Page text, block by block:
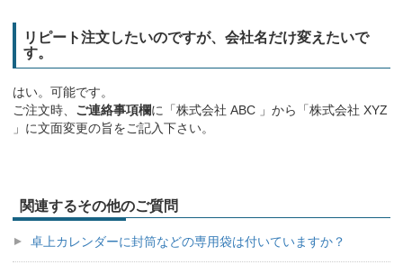
リピート注文したいのですが、会社名だけ変えたいで
す。
はい。可能です。
ご注文時、 ご連絡事項欄に「株式会社 ABC 」から「株式会社 XYZ
」に文面変更の旨をご記入下さい。
関連するその他のご質問
卓上カレンダーに封筒などの専用袋は付いていますか？